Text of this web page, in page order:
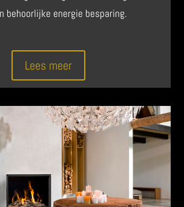
behoorlijke energie besparing.
Lees meer